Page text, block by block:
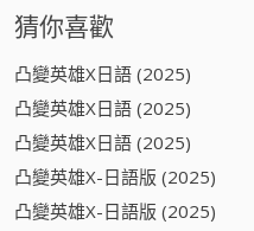
猜你喜歡
凸變英雄X日語 (2025)
凸變英雄X日語 (2025)
凸變英雄X日語 (2025)
凸變英雄X-日語版 (2025)
凸變英雄X-日語版 (2025)